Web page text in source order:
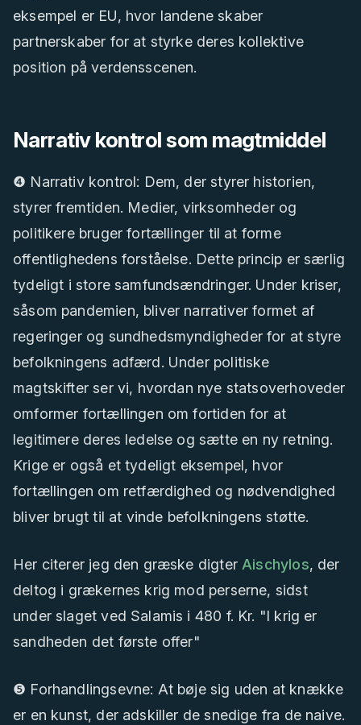
eksempel er EU, hvor landene skaber
partnerskaber for at styrke deres kollektive
position på verdensscenen.
Narrativ kontrol som magtmiddel
❹ Narrativ kontrol: Dem, der styrer historien,
styrer fremtiden. Medier, virksomheder og
politikere bruger fortællinger til at forme
offentlighedens forståelse. Dette princip er særlig
tydeligt i store samfundsændringer. Under kriser,
såsom pandemien, bliver narrativer formet af
regeringer og sundhedsmyndigheder for at styre
befolkningens adfærd. Under politiske
magtskifter ser vi, hvordan nye statsoverhoveder
omformer fortællingen om fortiden for at
legitimere deres ledelse og sætte en ny retning.
Krige er også et tydeligt eksempel, hvor
fortællingen om retfærdighed og nødvendighed
bliver brugt til at vinde befolkningens støtte.
Her citerer jeg den græske digterAischylos, der
deltog i grækernes krig mod perserne, sidst
under slaget ved Salamis i 480 f. Kr. "I krig er
sandheden det første offer"
❺ Forhandlingsevne: At bøje sig uden at knække
er en kunst, der adskiller de snedige fra de naive.